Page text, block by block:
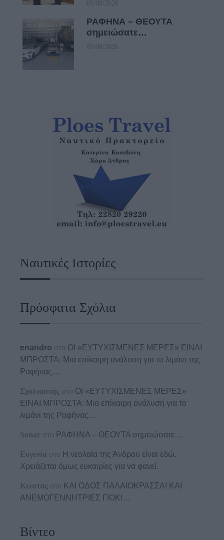
05/08/2026
ΡΑΦΗΝΑ – ΘΕΟΥΤΑ
σημειώσατε…
05/08/2026
Ναυτικές Ιστορίες
Πρόσφατα Σχόλια
enandro στο ΟΙ «ΕΥΤΥΧΙΣΜΕΝΕΣ ΜΕΡΕΣ» ΕΙΝΑΙ
ΜΠΡΟΣΤΑ: Μια επίκαιρη ανάλυση για το λιμάνι της
Ραφήνας…
Σχολιαστής στο ΟΙ «ΕΥΤΥΧΙΣΜΕΝΕΣ ΜΕΡΕΣ»
ΕΙΝΑΙ ΜΠΡΟΣΤΑ: Μια επίκαιρη ανάλυση για το
λιμάνι της Ραφήνας…
Sonar στο ΡΑΦΗΝΑ – ΘΕΟΥΤΑ σημειώσατε…
Ευγενία στο Η νεολαία της Άνδρου είναι εδώ.
Χρειάζεται όμως ευκαιρίες για να φανεί.
Κωστας στο ΚΑΙ ΟΔΟΣ ΠΑΛΑIΟΚΡΑΣΣΑ! ΚΑΙ
ΑΝΕΜΟΓΕΝΝΗΤΡΙΕΣ ΓΙΟΚ!…
Βίντεο